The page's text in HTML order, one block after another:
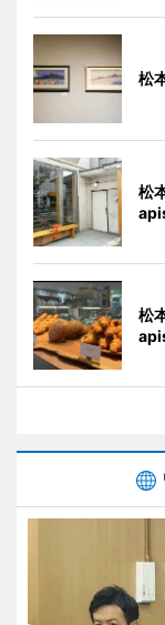
松
松
松